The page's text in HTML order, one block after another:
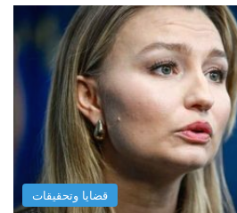
قضايا وتحقيقات